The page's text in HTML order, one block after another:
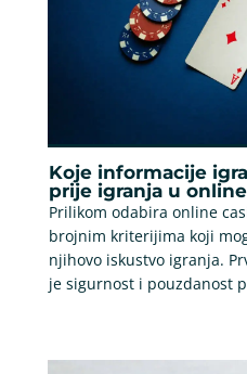
Koje informacije
prije igranja u
Prilikom odabira online
brojnim kriterijima koji
njihovo iskustvo igranja.
je sigurnost i pouzdanost